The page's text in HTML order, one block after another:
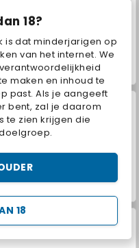
18?
is dat minderjarigen op
van het internet. We
maken en inhoud te
past. Als je aangeeft
bent, zal je daarom
te zien krijgen die
18
VegaMix Da Vinci Puzzles